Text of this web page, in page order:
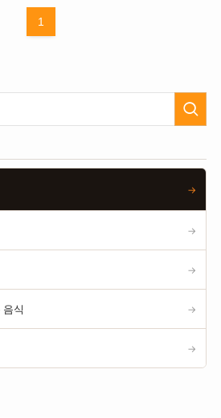
1
→
→
→
식 →
→